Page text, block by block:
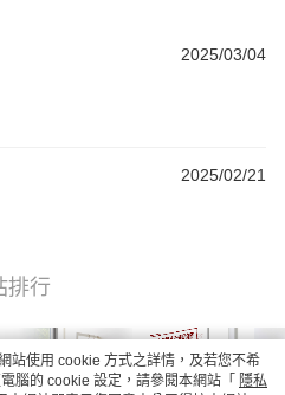
2025/03/04
2025/02/21
排行
站使用 cookie 方式之詳情，及若您不希
腦的 cookie 設定，請參閱本網站「 隱私